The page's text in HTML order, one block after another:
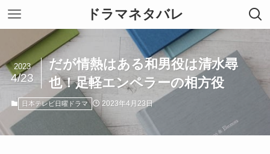
ドラマネタバレ
だが情熱はある和男役は清水尋
也！足軽エンペラーの相方役
2023
4/23
日本テレビ日曜ドラマ 2023年4月23日